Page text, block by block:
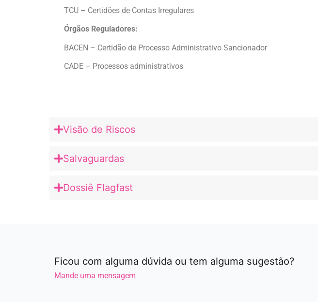
TCU – Certidões de Contas Irregulares
Órgãos Reguladores:
BACEN – Certidão de Processo Administrativo Sancionador
CADE – Processos administrativos
Visão de Riscos
Salvaguardas
Dossiê Flagfast
Ficou com alguma dúvida ou tem alguma sugestão?
Mande uma mensagem